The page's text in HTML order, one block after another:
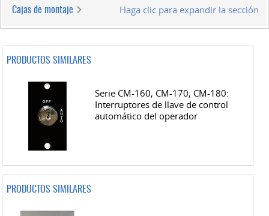
Cajas de montaje Haga clic para expandir la sección
PRODUCTOS SIMILARES
Serie CM-160, CM-170, CM-180:
Interruptores de llave de control
automático del operador
PRODUCTOS SIMILARES